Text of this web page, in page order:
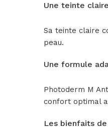
Une teinte
Sa teinte claire
peau.
Une formule
Photoderm M
confort optimal
Les bienfaits